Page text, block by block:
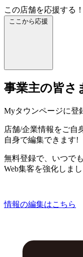
この店舗を応援する！
ここから応援
事業主の皆さ
Myタウンページに登
店舗/企業情報をご自
自身で編集できます!
無料登録で、いつで
Web集客を強化しまし
情報の編集はこちら